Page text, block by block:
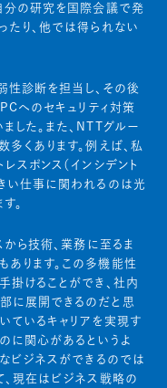
自分の研究を国際会議で発
たり、他では得られない
性診断を担当し、その後
へのセキュリティ対策
した。また、NTTグルー
多くあります。例えば、私
スポンス（インシデント
い仕事に関われるのは光
。
ら技術、業務に至るま
あります。この多機能性
掛けることができ、社内
に展開できるのだと思
ているキャリアを実現す
に関心があるというよ
なビジネスができるのでは
、現在はビジネス戦略の